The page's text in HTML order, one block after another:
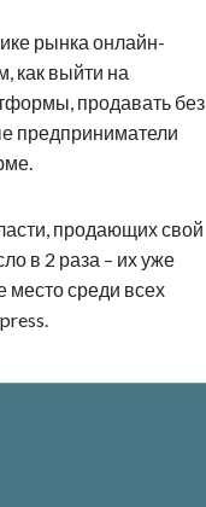
рынка онлайн-
как выйти на
продавать без
предприниматели
продающих свой
в 2 раза – их уже
место среди всех